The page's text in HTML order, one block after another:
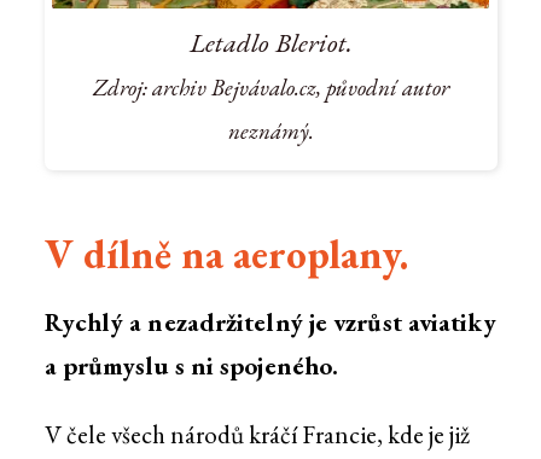
Letadlo Bleriot.
Zdroj: archiv Bejvávalo.cz, původní autor
neznámý.
V dílně na aeroplany.
Rychlý a nezadržitelný je vzrůst aviatiky
a průmyslu s ni spojeného.
V čele všech národů kráčí Francie, kde je již